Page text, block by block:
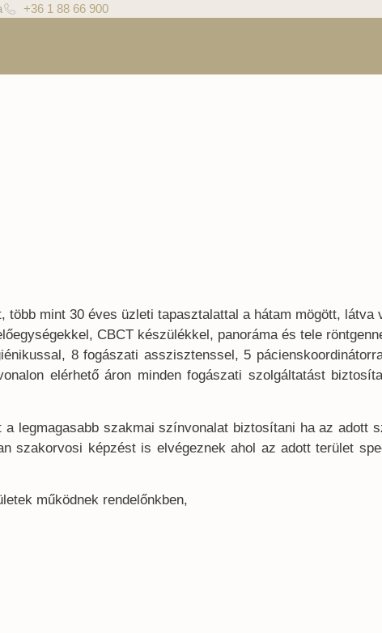
+36 1 88 66 900
több mint 30 éves üzleti tapasztalattal a hátam mögött,
CBCT készülékkel, panoráma és tele
8 fogászati asszisztenssel, 5
elérhető áron minden fogászati szolgáltatást
a legmagasabb szakmai színvonalat biztosítani ha az adott
szakorvosi képzést is elvégeznek ahol az adott terület
működnek rendelőnkben,